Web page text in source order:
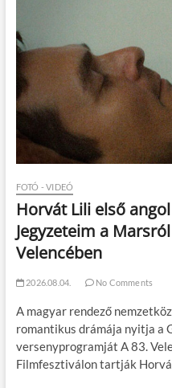
FOTÓ - VIDEÓ
Horvát Lili első
Jegyzeteim a
Velencében
2026.08.04. No Comments
A magyar rendező
romantikus drámája nyitja a
versenyprogramját A 83.
Filmfesztiválon tartják